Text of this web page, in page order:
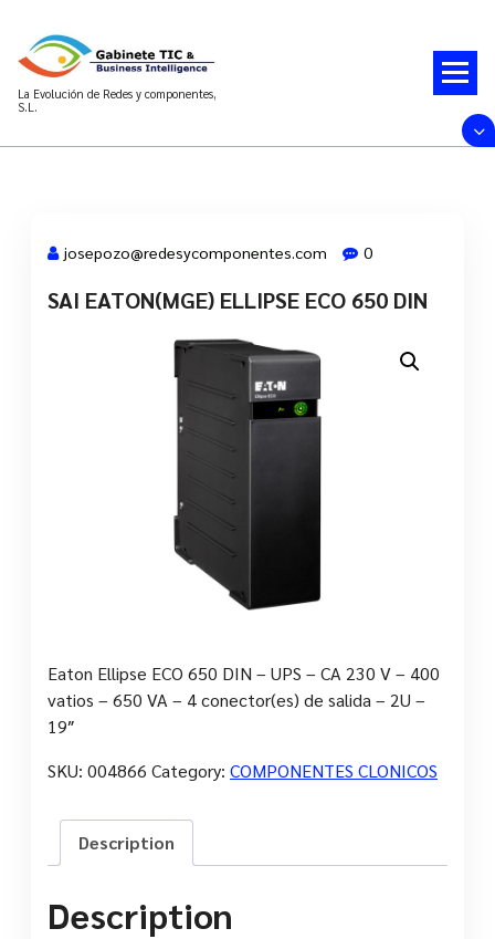
contenido
La Evolución de Redes y componentes,
S.L.
28 Mar, 2022
josepozo@redesycomponentes.com 0
SAI EATON(MGE) ELLIPSE ECO 650 DIN
Eaton Ellipse ECO 650 DIN – UPS – CA 230 V – 400
vatios – 650 VA – 4 conector(es) de salida – 2U –
19″
SKU: 004866 Category: COMPONENTES CLONICOS
Description
Description